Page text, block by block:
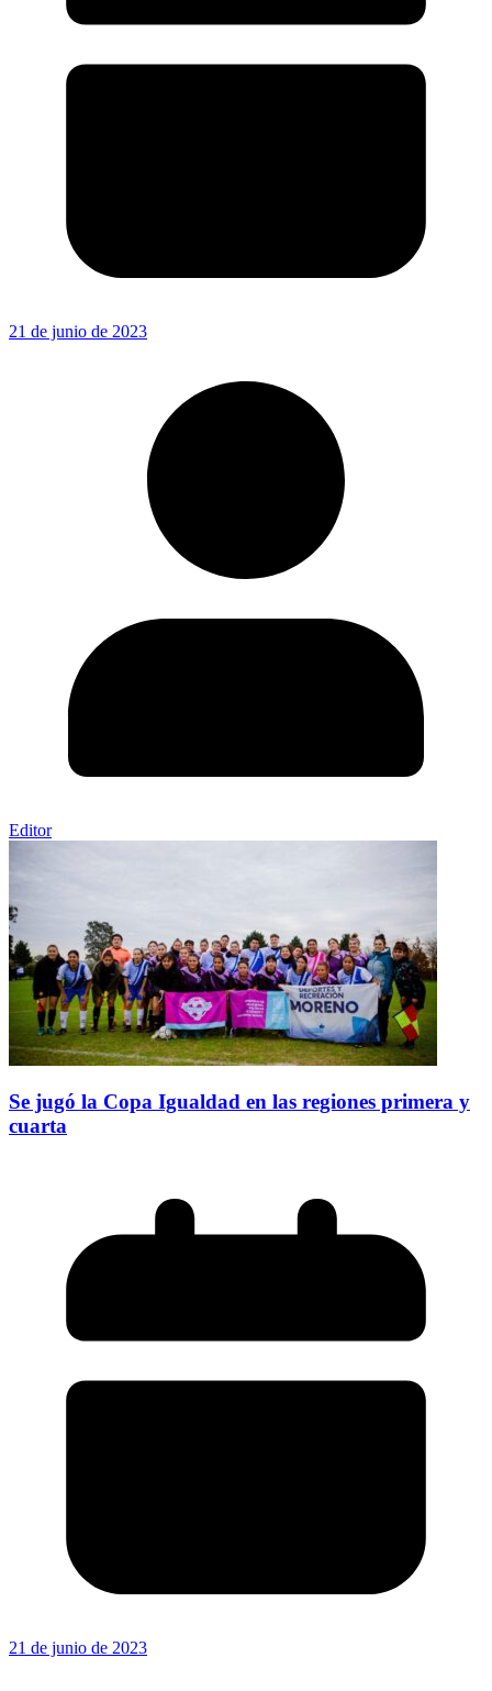
21 de junio de 2023
Editor
Se jugó la Copa Igualdad en las regiones primera y
cuarta
21 de junio de 2023